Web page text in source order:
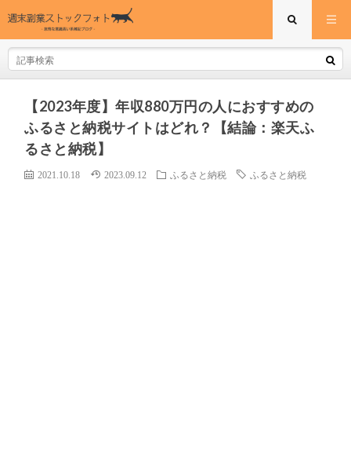
【2023年度】年収880万円の人におすすめの
ふるさと納税サイトはどれ？【結論：楽天ふ
るさと納税】
2021.10.18 2023.09.12 ふるさと納税 ふるさと納税